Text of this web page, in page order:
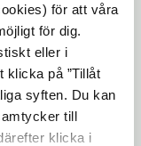
för att våra
för dig.
eller i
klicka på ”Tillåt
syften. Du kan
till
klicka i
där
åtgärder